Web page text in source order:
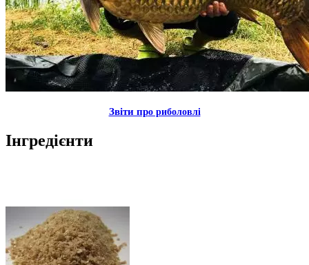
Звiти про риболовлi
Інгредiєнти